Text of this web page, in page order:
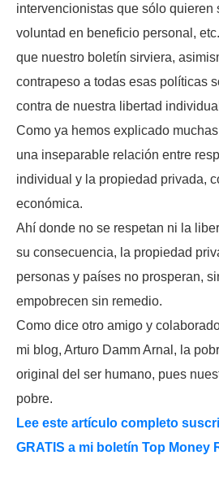
intervencionistas que sólo quieren
voluntad en beneficio personal,
que nuestro boletín sirviera,
contrapeso a todas esas políticas
contra de nuestra libertad
Como ya hemos explicado
una inseparable relación entre
individual y la propiedad privada,
económica.
Ahí donde no se respetan ni la
su consecuencia, la propiedad
personas y países no prosperan,
empobrecen sin remedio.
Como dice otro amigo y
mi blog, Arturo Damm Arnal, la
original del ser humano, pues
pobre.
Lee este artículo completo
GRATIS a mi boletín Top Money